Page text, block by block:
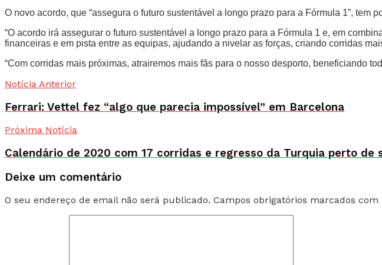
O novo acordo, que “assegura o futuro sustentável a longo prazo para a Fórmula 1”,
“O acordo irá assegurar o futuro sustentável a longo prazo para a Fórmula 1 e, em
financeiras e em pista entre as equipas, ajudando a nivelar as forças, criando corridas
“Com corridas mais próximas, atrairemos mais fãs para o nosso desporto, beneficiando
Notícia Anterior
Ferrari: Vettel fez “algo que parecia impossível” em Barcelona
Próxima Notícia
Calendário de 2020 com 17 corridas e regresso da Turquia perto de
Deixe um comentário
O seu endereço de email não será publicado. Campos obrigatórios marcados com